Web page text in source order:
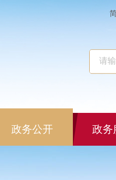
政务公开 政务